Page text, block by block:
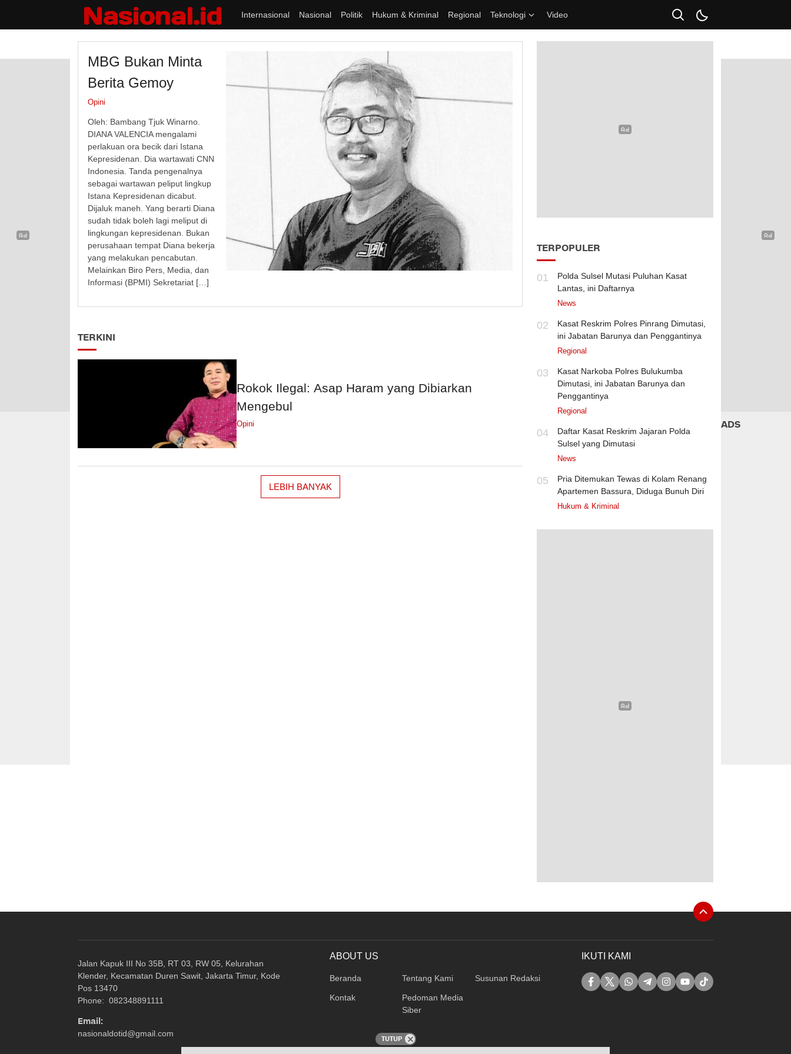
Internasional Nasional Politik Hukum & Kriminal Regional Teknologi Video
MBG Bukan Minta
Berita Gemoy
Opini
Oleh: Bambang Tjuk Winarno.
DIANA VALENCIA mengalami
perlakuan ora becik dari Istana
Kepresidenan. Dia wartawati CNN
Indonesia. Tanda pengenalnya
sebagai wartawan peliput lingkup
Istana Kepresidenan dicabut.
Dijaluk maneh. Yang berarti Diana
sudah tidak boleh lagi meliput di
lingkungan kepresidenan. Bukan
perusahaan tempat Diana bekerja
yang melakukan pencabutan.
Melainkan Biro Pers, Media, dan
Informasi (BPMI) Sekretariat […]
TERKINI
Rokok Ilegal: Asap Haram yang Dibiarkan
Mengebul
Opini
LEBIH BANYAK
TERPOPULER
01
Polda Sulsel Mutasi Puluhan Kasat
Lantas, ini Daftarnya
News
02
Kasat Reskrim Polres Pinrang Dimutasi,
ini Jabatan Barunya dan Penggantinya
Regional
03
Kasat Narkoba Polres Bulukumba
Dimutasi, ini Jabatan Barunya dan
Penggantinya
Regional
04
Daftar Kasat Reskrim Jajaran Polda
Sulsel yang Dimutasi
News
05
Pria Ditemukan Tewas di Kolam Renang
Apartemen Bassura, Diduga Bunuh Diri
Hukum & Kriminal
Jalan Kapuk III No 35B, RT 03, RW 05, Kelurahan
Klender, Kecamatan Duren Sawit, Jakarta Timur, Kode
Pos 13470
Phone: 082348891111
Email:
nasionaldotid@gmail.com
ABOUT US
Beranda Tentang Kami Susunan Redaksi
Kontak
Pedoman Media
Siber
IKUTI KAMI
TUTUP
ADS